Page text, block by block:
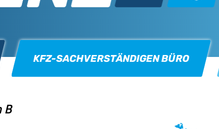
KFZ-SACHVERSTÄNDIGEN BÜRO
B